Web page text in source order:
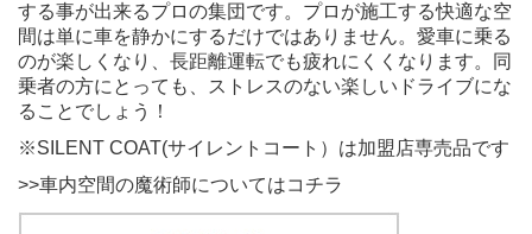
する事が出来るプロの集団です。プロが施工する快適な空
間は単に車を静かにするだけではありません。愛車に乗る
のが楽しくなり、長距離運転でも疲れにくくなります。同
乗者の方にとっても、ストレスのない楽しいドライブにな
ることでしょう！
※SILENT COAT(サイレントコート）は加盟店専売品です
>>車内空間の魔術師についてはコチラ